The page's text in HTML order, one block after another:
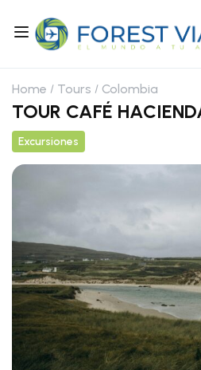
Home Tours Colombia
TOUR CAFÉ
Excursiones